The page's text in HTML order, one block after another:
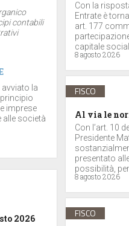
contabili
la
imprese
alle società
2026
Con la
Entrate è
art. 177
capitale
8 agosto 2026
FISCO
Al via le
Con l’art. 10
Presidente
presentato
possibilità,
8 agosto 2026
FISCO